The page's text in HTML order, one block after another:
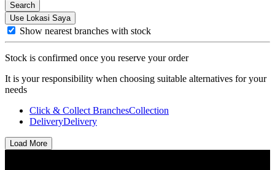
Search
Use Lokasi Saya
Show nearest branches with stock
Stock is confirmed once you reserve your order
It is your responsibility when choosing suitable alternatives for your
needs
Click & Collect BranchesCollection
DeliveryDelivery
Load More